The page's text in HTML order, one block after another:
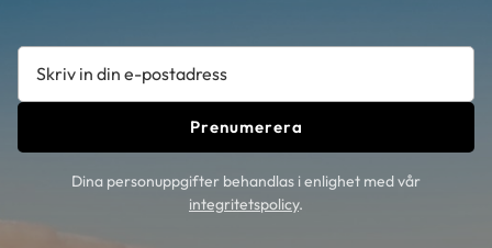
Prenumerera
Dina personuppgifter behandlas i enlighet med vår
integritetspolicy.